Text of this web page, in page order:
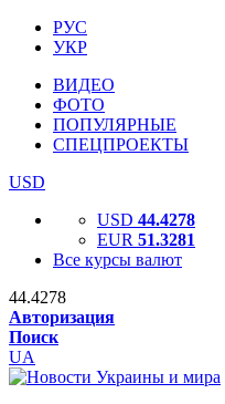
РУС
УКР
ВИДЕО
ФОТО
ПОПУЛЯРНЫЕ
СПЕЦПРОЕКТЫ
USD
USD 44.4278
EUR 51.3281
Все курсы валют
44.4278
Авторизация
Поиск
UA